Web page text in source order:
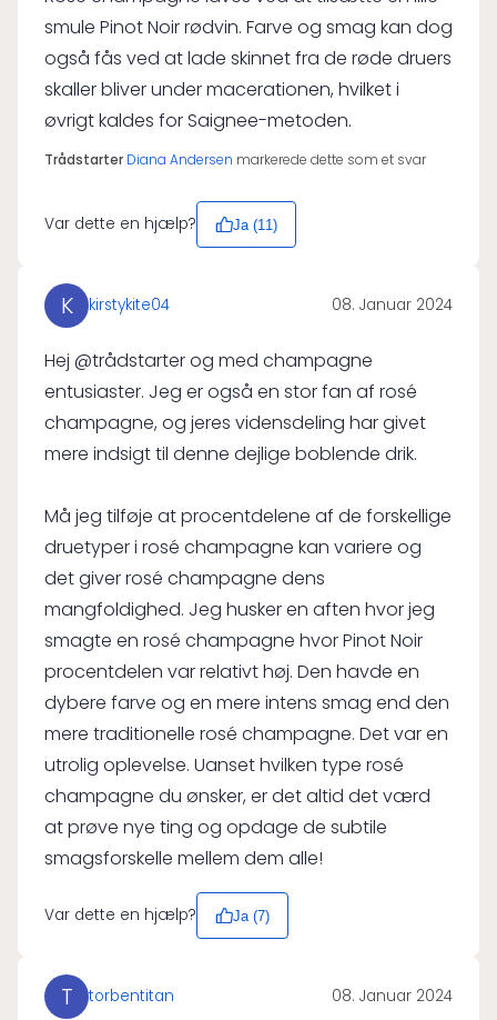
smule Pinot Noir rødvin. Farve og smag kan dog
også fås ved at lade skinnet fra de røde druers
skaller bliver under macerationen, hvilket i
øvrigt kaldes for Saignee-metoden.
Trådstarter Diana Andersen markerede dette som et svar
Var dette en hjælp? Ja (11)
K kirstykite04 08. Januar 2024
Hej @trådstarter og med champagne
entusiaster. Jeg er også en stor fan af rosé
champagne, og jeres vidensdeling har givet
mere indsigt til denne dejlige boblende drik.
Må jeg tilføje at procentdelene af de forskellige
druetyper i rosé champagne kan variere og
det giver rosé champagne dens
mangfoldighed. Jeg husker en aften hvor jeg
smagte en rosé champagne hvor Pinot Noir
procentdelen var relativt høj. Den havde en
dybere farve og en mere intens smag end den
mere traditionelle rosé champagne. Det var en
utrolig oplevelse. Uanset hvilken type rosé
champagne du ønsker, er det altid det værd
at prøve nye ting og opdage de subtile
smagsforskelle mellem dem alle!
Var dette en hjælp? Ja (7)
T torbentitan 08. Januar 2024